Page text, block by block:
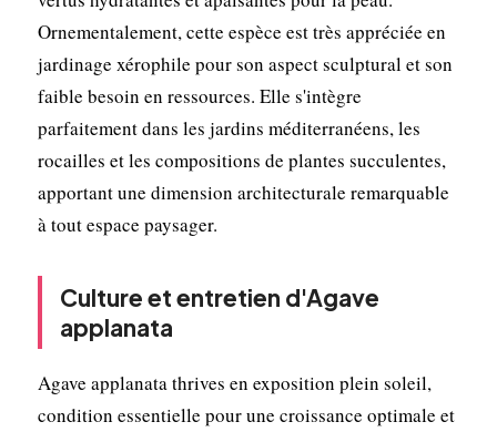
Ornementalement, cette espèce est très appréciée en
jardinage xérophile pour son aspect sculptural et son
faible besoin en ressources. Elle s'intègre
parfaitement dans les jardins méditerranéens, les
rocailles et les compositions de plantes succulentes,
apportant une dimension architecturale remarquable
à tout espace paysager.
Culture et entretien d'Agave
applanata
Agave applanata thrives en exposition plein soleil,
condition essentielle pour une croissance optimale et